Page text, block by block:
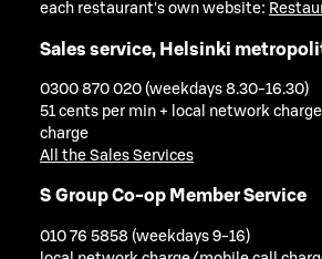
each restaurant's own website:
Sales service, Helsinki
0300 870 020 (weekdays 8.30-16.30)
51 cents per min + local network
charge
All the Sales Services
S Group Co-op Member Service
010 76 5858 (weekdays 9-16)